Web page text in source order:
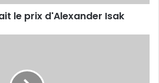
le prix d'Alexander Isak